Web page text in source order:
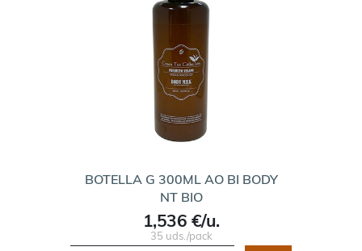
BOTELLA G 300ML AO BI BODY
NT BIO
1,536 €/u.
35 uds./pack